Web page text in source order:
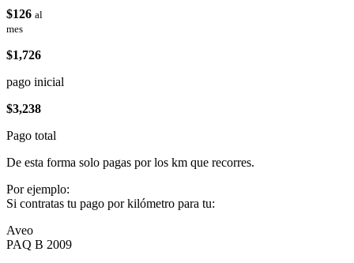
$126 al
mes
$1,726
pago inicial
$3,238
Pago total
De esta forma solo pagas por los km que recorres.
Por ejemplo:
Si contratas tu pago por kilómetro para tu:
Aveo
PAQ B 2009